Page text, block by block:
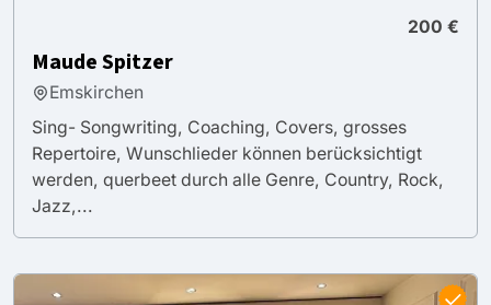
200 €
Maude Spitzer
Emskirchen
Sing- Songwriting, Coaching, Covers, grosses
Repertoire, Wunschlieder können berücksichtigt
werden, querbeet durch alle Genre, Country, Rock,
Jazz,...